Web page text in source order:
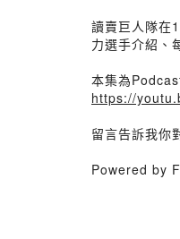
讀賣巨人隊在
力選手介紹、
本集為
https://
留言告訴我你
Powered by